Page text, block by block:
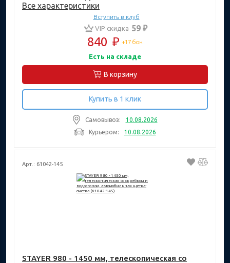
Все характеристики
Вступить в клуб
VIP скидка 59 ₽
840 ₽ +17 бон.
Есть на складе
В корзину
Купить в 1 клик
Самовывоз:
10.08.2026
Курьером:
10.08.2026
Арт.: 61042-145
STAYER 980 - 1450 мм, телескопическая со